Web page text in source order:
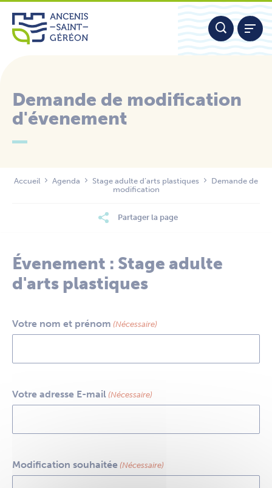
Aller
contenu
Demande de modification
d'évenement
Accueil Agenda Stage adulte d’arts plastiques
Demande de
modification
Partager la page
Évenement : Stage adulte
d'arts plastiques
Votre nom et prénom (Nécessaire)
Votre adresse E-mail (Nécessaire)
Modification souhaitée (Nécessaire)
Panneau de gestion des cookies